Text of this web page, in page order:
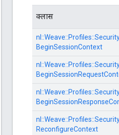
क्लास
nl::Weave::Profiles::
BeginSessionContext
nl::Weave::Profiles::
nl::Weave::Profiles::
nl::Weave::Profiles::
ReconfigureContext